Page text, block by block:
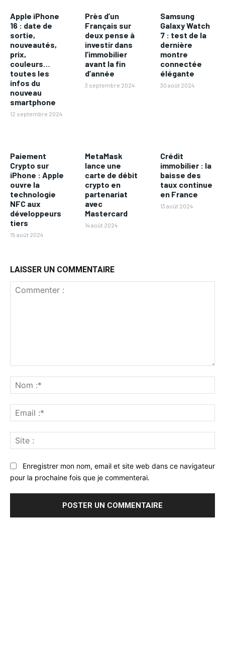
Apple iPhone
16 : date de
sortie,
nouveautés,
prix,
couleurs…
toutes les
infos du
nouveau
smartphone
12 septembre 2024
Près d’un
Français sur
deux pense à
investir dans
l’immobilier
avant la fin
d’année
3 septembre 2024
Samsung
Galaxy Watch
7 : test de la
dernière
montre
connectée
élégante
30 août 2024
Paiement
Crypto sur
iPhone : Apple
ouvre la
technologie
NFC aux
développeurs
tiers
15 août 2024
MetaMask
lance une
carte de débit
crypto en
partenariat
avec
Mastercard
14 août 2024
Crédit
immobilier : la
baisse des
taux continue
en France
13 août 2024
LAISSER UN COMMENTAIRE
:*
:*
:
Enregistrer mon nom, email et site web dans ce navigateur
pour la prochaine fois que je commenterai.